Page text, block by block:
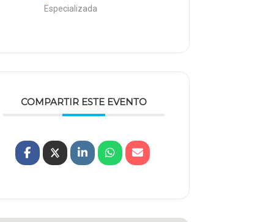
Especializada
COMPARTIR ESTE EVENTO